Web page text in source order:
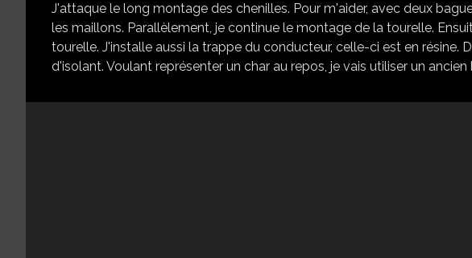
J'attaque le long montage des chenilles. Pour m'aider, avec deux
les maillons. Parallèlement, je continue le montage de la tourelle.
tourelle. J'installe aussi la trappe du conducteur, celle-ci est en résine.
d'isolant. Voulant représenter un char au repos, je vais utiliser un